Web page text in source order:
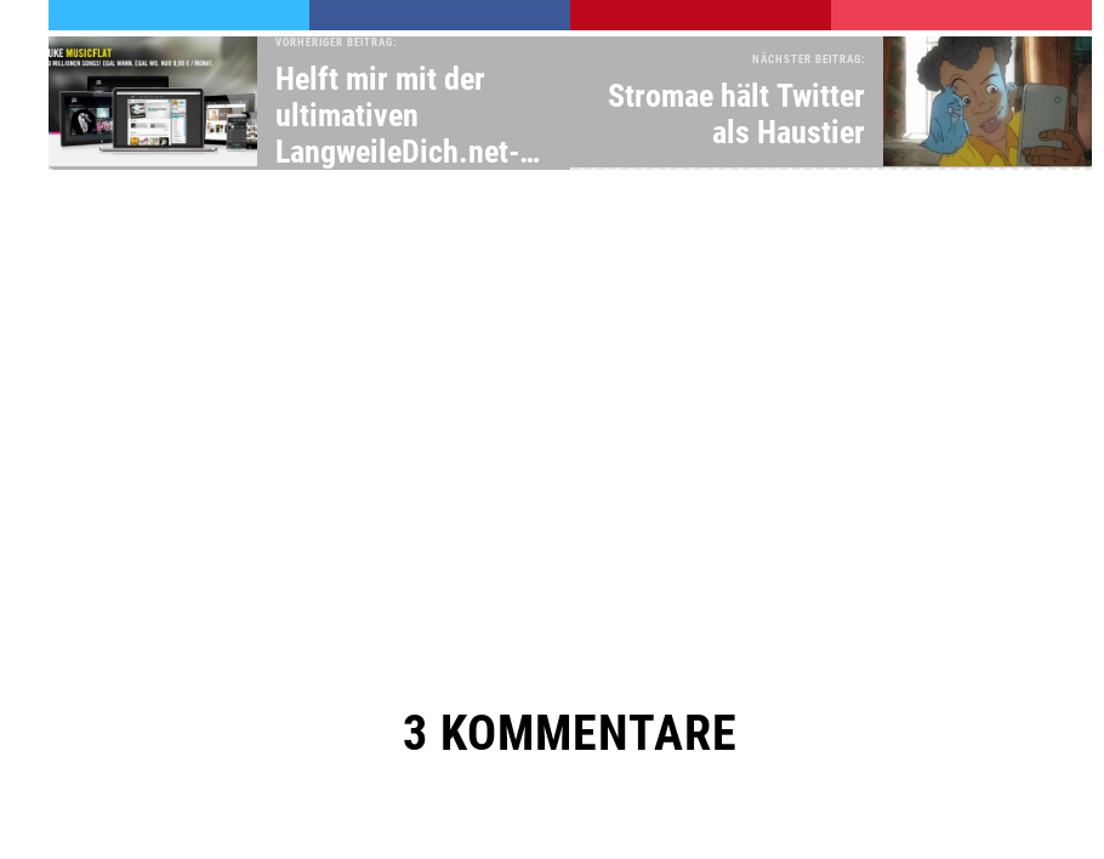
VORHERIGER BEITRAG:
Helft mir mit der
ultimativen
LangweileDich.net-
NÄCHSTER BEITRAG:
Stromae hält Twitter
als Haustier
3 KOMMENTARE